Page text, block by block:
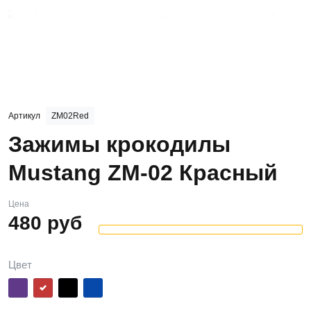
Артикул ZM02Red
Зажимы крокодилы
Mustang ZM-02 Красный
Цена
480 руб
Цвет